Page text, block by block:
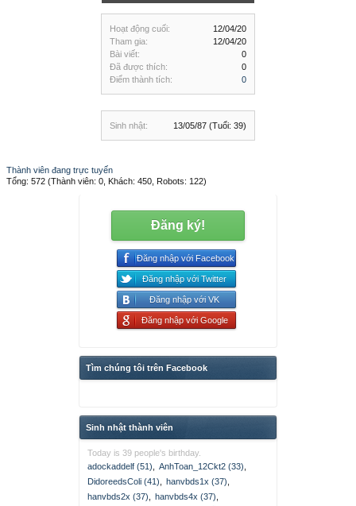
Hoạt động cuối:
12/04/20
Tham gia:
12/04/20
Bài viết:
0
Đã được thích:
0
Điểm thành tích:
0
Sinh nhật: 13/05/87 (Tuổi: 39)
Thành viên đang trực tuyến
Tổng: 572 (Thành viên: 0, Khách: 450, Robots: 122)
Đăng ký!
Đăng nhập với Facebook
Đăng nhập với Twitter
Đăng nhập với VK
Đăng nhập với Google
Tìm chúng tôi trên Facebook
Sinh nhật thành viên
Today is 39 people's birthday.
adockaddelf (51)
AnhToan_12Ckt2 (33)
DidoreedsColi (41)
hanvbds1x (37)
hanvbds2x (37)
hanvbds4x (37)